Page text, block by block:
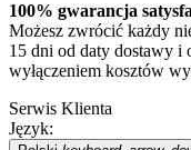
100% gwarancja
Możesz zwrócić każdy
15 dni od daty dostawy i
wyłączeniem kosztów
Serwis Klienta
Język: